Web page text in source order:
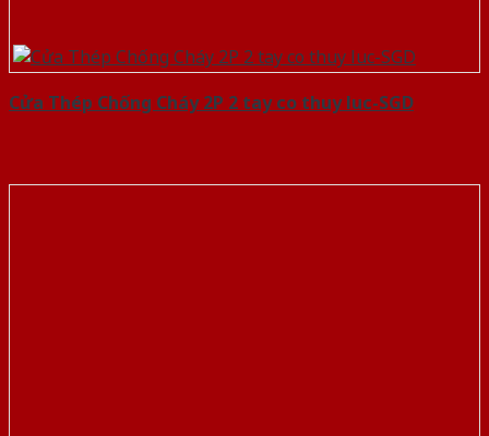
Cửa Thép Chống Cháy 2P 2 tay co thuy luc-SGD